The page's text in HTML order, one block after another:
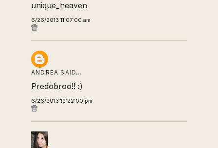
unique_heaven
6/26/2013 11:07:00 am
ANDREA SAID…
Predobroo!! :)
6/26/2013 12:22:00 pm